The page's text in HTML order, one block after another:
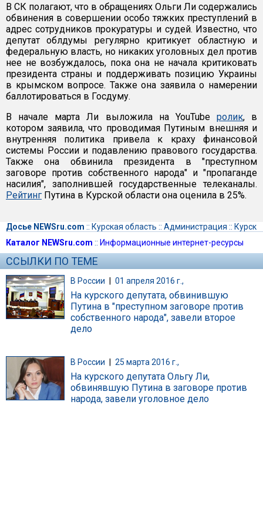
В СК полагают, что в обращениях Ольги Ли содержались
обвинения в совершении особо тяжких преступлений в
адрес сотрудников прокуратуры и судей. Известно, что
депутат облдумы регулярно критикует областную и
федеральную власть, но никаких уголовных дел против
нее не возбуждалось, пока она не начала критиковать
президента страны и поддерживать позицию Украины
в крымском вопросе. Также она заявила о намерении
баллотироваться в Госдуму.
В начале марта Ли выложила на YouTube ролик, в
котором заявила, что проводимая Путиным внешняя и
внутренняя политика привела к краху финансовой
системы России и подавлению правового государства.
Также она обвинила президента в "преступном
заговоре против собственного народа" и "пропаганде
насилия", заполнившей государственные телеканалы.
Рейтинг Путина в Курской области она оценила в 25%.
Досье NEWSru.com :: Курская область :: Администрация :: Курск
Каталог NEWSru.com :: Информационные интернет-ресурсы
ССЫЛКИ ПО ТЕМЕ
В России | 01 апреля 2016 г.,
На курского депутата, обвинившую
Путина в "преступном заговоре против
собственного народа", завели второе
дело
В России 25 марта 2016 г.,
На курского депутата Ольгу Ли,
обвинявшую Путина в заговоре против
народа, завели уголовное дело